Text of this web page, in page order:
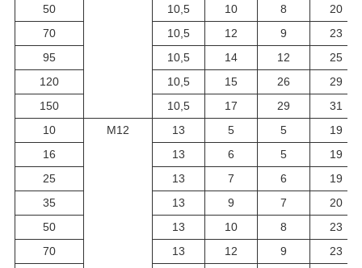
50
10,5 10 8
20
70
10,5 12 9
23
95
10,5 14 12
25
120
10,5 15 26
29
150
10,5 17 29
31
10
М12 13 5 5
19
16
13 6 5
19
25
13 7 6
19
35
13 9 7
20
50
13 10 8
23
70
13 12 9
23